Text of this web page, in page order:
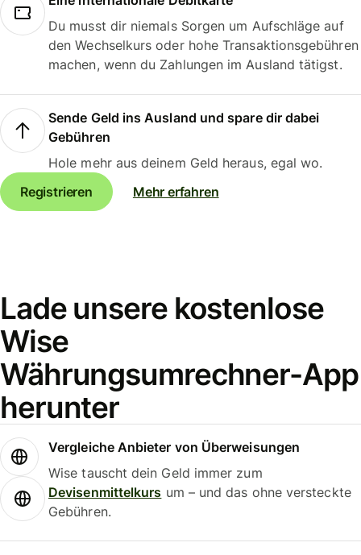
Du musst dir niemals Sorgen um Aufschläge auf
den Wechselkurs oder hohe Transaktionsgebühren
machen, wenn du Zahlungen im Ausland tätigst.
Sende Geld ins Ausland und spare dir dabei
Gebühren
Hole mehr aus deinem Geld heraus, egal wo.
Registrieren
Mehr erfahren
Lade unsere kostenlose
Wise
Währungsumrechner-App
herunter
Vergleiche Anbieter von Überweisungen
Wise tauscht dein Geld immer zum
Devisenmittelkurs um – und das ohne versteckte
Gebühren.